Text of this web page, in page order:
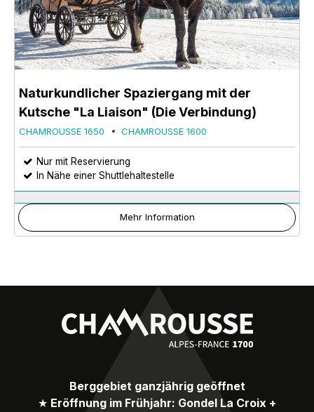
Naturkundlicher Spaziergang mit der
Kutsche "La Liaison" (Die Verbindung)
CHAMROUSSE 1650 CHAMROUSSE 1600
Nur mit Reservierung
In Nähe einer Shuttlehaltestelle
Mehr Information
Berggebiet ganzjährig geöffnet
★ Eröffnung im Frühjahr: Gondel La Croix +